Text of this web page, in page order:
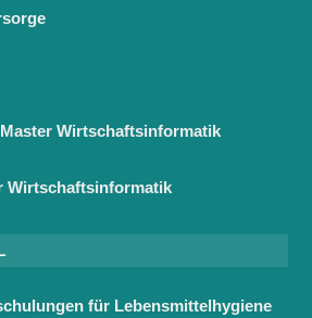
Wirtschaftsinformatik
Wirtschaftsinformatik
für Lebensmittelhygiene